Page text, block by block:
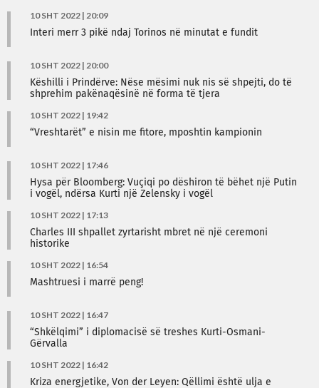
10 SHT 2022 | 20:09
Interi merr 3 pikë ndaj Torinos në minutat e fundit
10 SHT 2022 | 20:00
Këshilli i Prindërve: Nëse mësimi nuk nis së shpejti, do të
shprehim pakënaqësinë në forma të tjera
10 SHT 2022 | 19:42
“Vreshtarët” e nisin me fitore, mposhtin kampionin
10 SHT 2022 | 17:46
Hysa për Bloomberg: Vuçiqi po dëshiron të bëhet një Putin
i vogël, ndërsa Kurti një Zelensky i vogël
10 SHT 2022 | 17:13
Charles III shpallet zyrtarisht mbret në një ceremoni
historike
10 SHT 2022 | 16:54
Mashtruesi i marrë peng!
10 SHT 2022 | 16:47
“Shkëlqimi” i diplomacisë së treshes Kurti-Osmani-
Gërvalla
10 SHT 2022 | 16:42
Kriza energjetike, Von der Leyen: Qëllimi është ulja e